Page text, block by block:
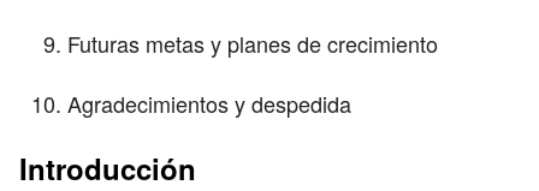
Futuras metas y planes de crecimiento
Agradecimientos y despedida
Introducción